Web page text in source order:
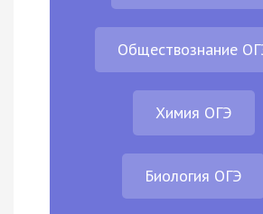
Обществознание
Химия ОГЭ
Биология ОГЭ